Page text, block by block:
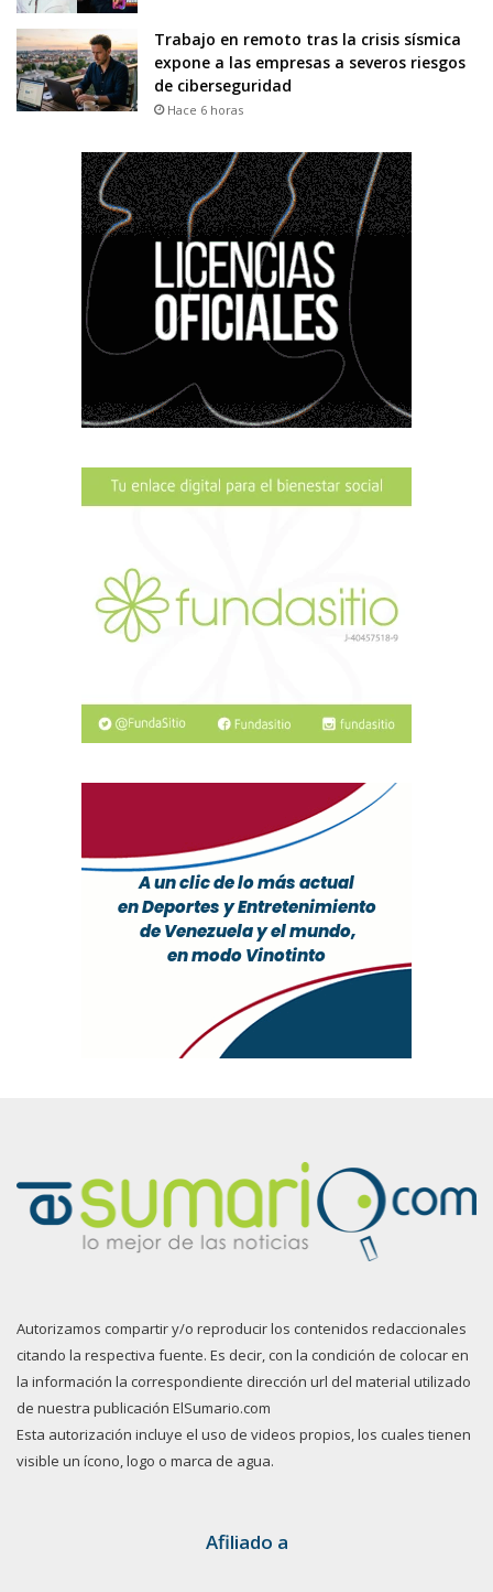
Trabajo en remoto tras la crisis sísmica
expone a las empresas a severos riesgos
de ciberseguridad
Hace 6 horas
Autorizamos compartir y/o reproducir los contenidos redaccionales
citando la respectiva fuente. Es decir, con la condición de colocar en
la información la correspondiente dirección url del material utilizado
de nuestra publicación ElSumario.com
Esta autorización incluye el uso de videos propios, los cuales tienen
visible un ícono, logo o marca de agua.
Afiliado a